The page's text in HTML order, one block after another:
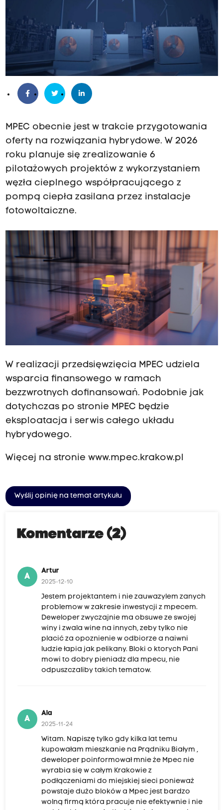
MPEC obecnie jest w trakcie przygotowania
oferty na rozwiązania hybrydowe. W 2026
roku planuje się zrealizowanie 6
pilotażowych projektów z wykorzystaniem
węzła cieplnego współpracującego z
pompą ciepła zasilana przez instalacje
fotowoltaiczne.
W realizacji przedsięwzięcia MPEC udziela
wsparcia finansowego w ramach
bezzwrotnych dofinansowań. Podobnie jak
dotychczas po stronie MPEC będzie
eksploatacja i serwis całego układu
hybrydowego.
Więcej na stronie www.mpec.krakow.pl
Wyślij opinię na temat artykułu
Komentarze (2)
A
Artur
2025-12-10
Jestem projektantem i nie zauwazylem zanych
problemow w zakresie inwestycji z mpecem.
Deweloper zwyczajnie ma obsuwe ze swojej
winy i zwala wine na innych, zeby tylko nie
placić za opoznienie w odbiorze a naiwni
ludzie łapia jak pelikany. Bloki o ktorych Pani
mowi to dobry pieniadz dla mpecu, nie
odpuszczaliby takich tematow.
A
Ala
2025-11-24
Witam. Napiszę tylko gdy kilka lat temu
kupowałam mieszkanie na Prądniku Białym ,
deweloper poinformował mnie że Mpec nie
wyrabia się w całym Krakowie z
podłączeniami do miejskiej sieci ponieważ
powstaje dużo bloków a Mpec jest bardzo
wolną firmą która pracuje nie efektywnie i nie